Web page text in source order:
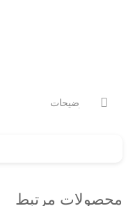
توضیحات
محصولات مرتبط